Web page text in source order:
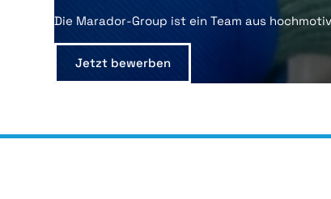
Die Marador-Group ist ein Team aus
Jetzt bewerben